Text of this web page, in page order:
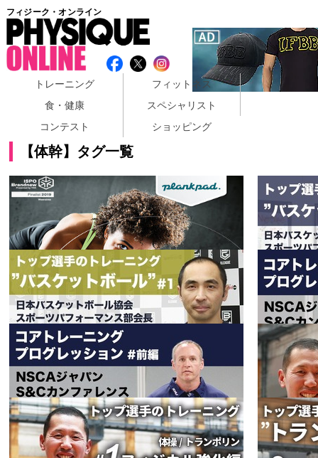
フィジーク・オンライン
トレーニング
フィットネス
食・健康
スペシャリスト
コンテスト
ショッピング
【体幹】タグ一覧
2020.11.03
plankpad プ
ランクパッド
キッズ〜アス
リートまで
ショッピ
ング
2018.03.19
2018.03.16 2018.02.07